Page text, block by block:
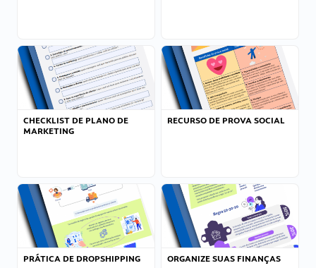
CHECKLIST DE PLANO DE
MARKETING
RECURSO DE PROVA SOCIAL
PRÁTICA DE DROPSHIPPING ORGANIZE SUAS FINANÇAS